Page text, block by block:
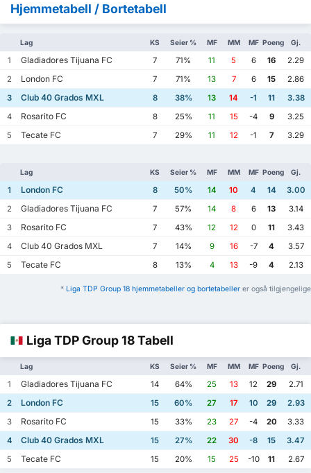
Hjemmetabell / Bortetabell
Lag KS Seier % MF MM MF Poeng Gj.
1 Gladiadores Tijuana FC 7 71% 11 5 6 16
2.29
2
London FC 7 71% 13 7 6 15
2.86
3
Club 40 Grados MXL 8 38% 13 14 -1 11
3.38
4
Rosarito FC 8 25% 11 15 -4 9
3.25
5
Tecate FC 7 29% 11 12 -1 7 3.29
Lag KS Seier % MF MM MF Poeng Gj.
1 London FC 8 50% 14 10 4 14
3.00
2
Gladiadores Tijuana FC 7 57% 14 8 6 13
3.14
3
Rosarito FC 7 43% 12 12 0 11
3.43
4
Club 40 Grados MXL 7 14% 9 16 -7 4
3.57
5
Tecate FC 8 13% 4 13 -9 4 2.13
* Liga TDP Group 18 hjemmetabeller og bortetabeller er også tilgjengelige
Liga TDP Group 18 Tabell
Lag KS Seier % MF MM MF Poeng Gj.
1 Gladiadores Tijuana FC 14 64% 25 13 12 29
2.71
2
London FC 15 60% 27 17 10 29
2.93
3
Rosarito FC 15 33% 23 27 -4 20
3.33
4
Club 40 Grados MXL 15 27% 22 30 -8 15
3.47
5
Tecate FC 15 20% 15 25 -10 11 2.67